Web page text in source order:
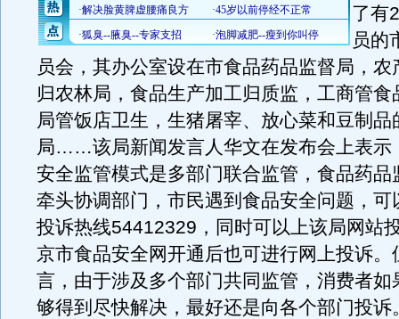
了有
员的
员会，其办公室设在市食品药品监督局，农
归农林局，食品生产加工归质监，工商管食
局管饭店卫生，生猪屠宰、放心菜和豆制品
局……该局新闻发言人华文在发布会上表示
安全监管模式是多部门联合监管，食品药品
牵头协调部门，市民遇到食品安全问题，可
投诉热线54412329，同时可以上该局网站
京市食品安全网开通后也可进行网上投诉。
言，由于涉及多个部门共同监管，消费者如
够得到尽快解决，最好还是向各个部门投诉